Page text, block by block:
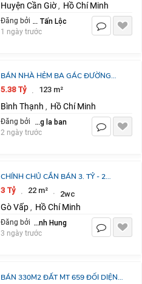
Huyện Cần Giờ , Hồ Chí Minh
Đăng bởi Nguyễn Tấn Lộc
1 ngày trước
BÁN NHÀ HẺM BA GÁC ĐƯỜNG
XVNT, Q.BÌNH THẠNH 123,5 M2 SHR
CHỈ 5TỶ38. LH:0792022984.
5.38 Tỷ · 123 m²
Bình Thạnh , Hồ Chí Minh
Đăng bởi dang la ban
2 ngày trước
CHÍNH CHỦ CẦN BÁN 3. TỶ - 2
TẦNG - SD 40M2 - BÙI QUANG LÀ -
GÒ VẤP - NHÀ MỚI
3 Tỷ · 22 m² · 2wc
Gò Vấp , Hồ Chí Minh
Đăng bởi Tran Manh Hung
3 ngày trước
BÁN 330M2 ĐẤT MT 659 ĐỐI DIỆN